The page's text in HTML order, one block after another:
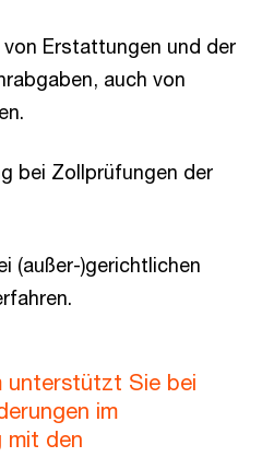
Erstattungen und der
auch von
bei Zollprüfungen der
(außer-)gerichtlichen
unterstützt Sie bei
im
mit den